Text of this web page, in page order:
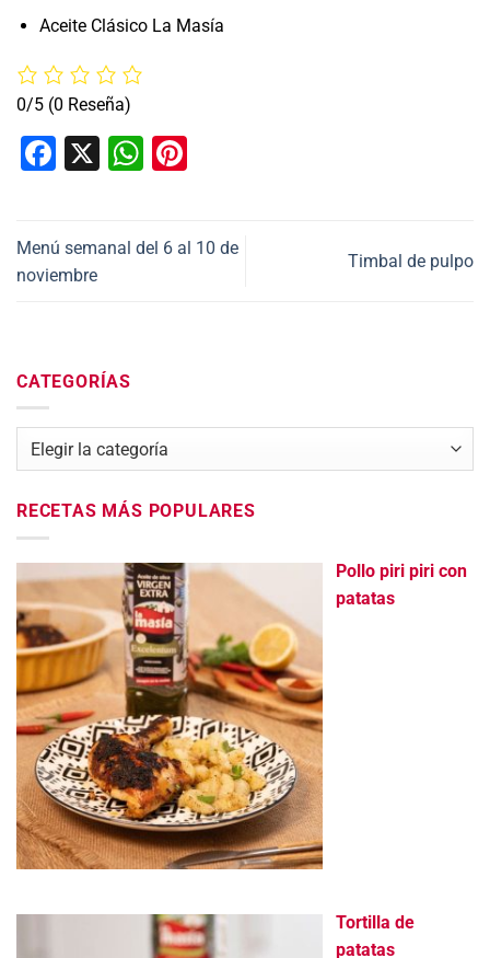
Aceite Clásico La Masía
0/5 (0 Reseña)
Facebook
X WhatsApp
Menú semanal del 6 al 10 de
noviembre
Timbal de pulpo
CATEGORÍAS
Categorías
RECETAS MÁS POPULARES
Pollo piri piri con
patatas
Tortilla de
patatas